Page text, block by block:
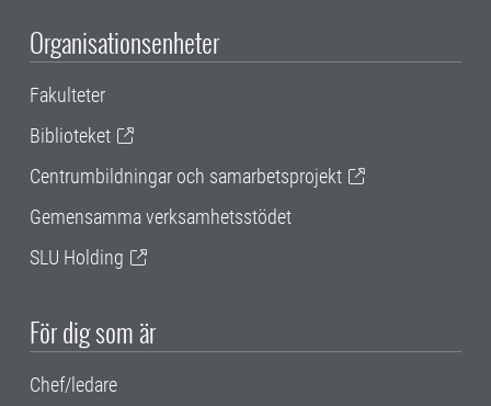
Organisationsenheter
Fakulteter
Biblioteket
Centrumbildningar och samarbetsprojekt
Gemensamma verksamhetsstödet
SLU Holding
För dig som är
Chef/ledare